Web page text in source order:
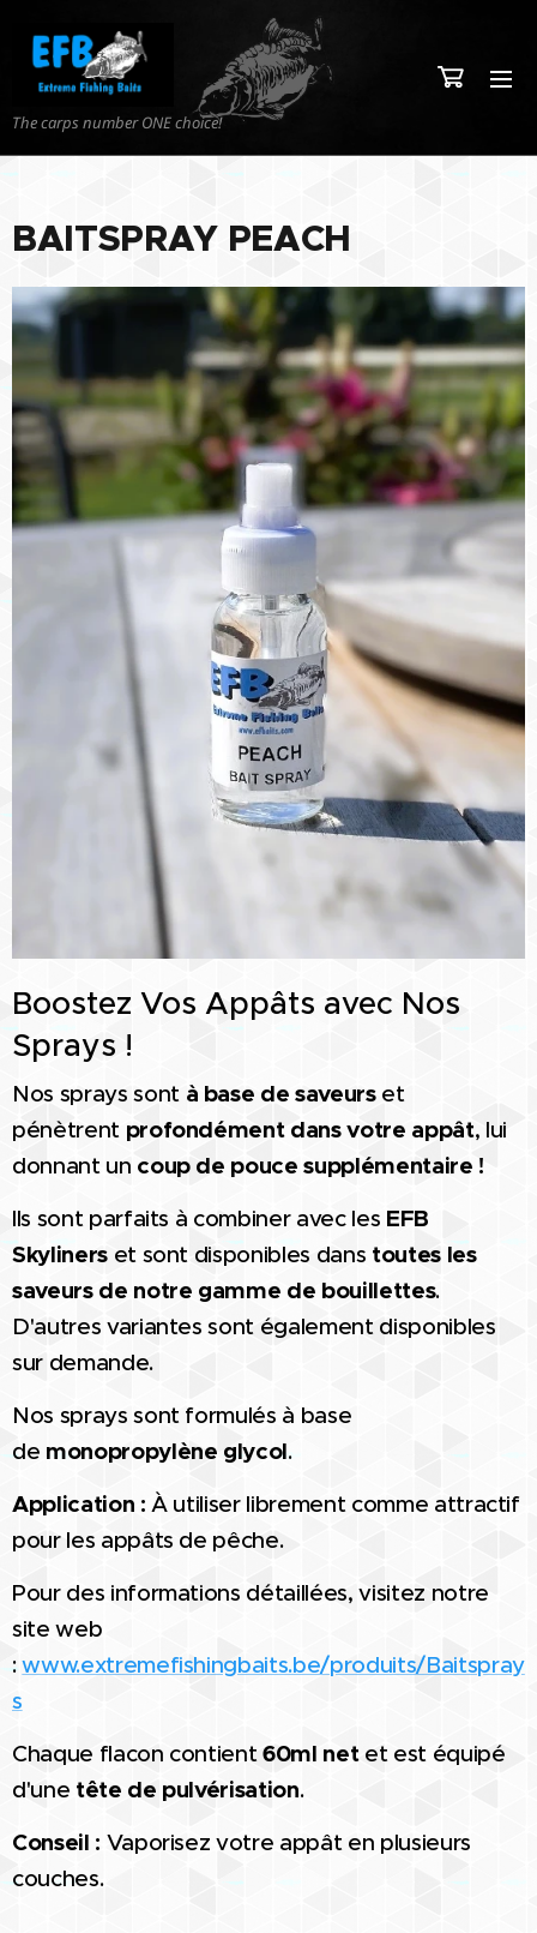
The carps number ONE choice!
BAITSPRAY PEACH
Boostez Vos Appâts avec Nos
Sprays !
Nos sprays sont à base de saveurset
pénètrent profondément dans votre appât, lui
donnant un coup de pouce supplémentaire !
Ils sont parfaits à combiner avec les EFB
Skylinerset sont disponibles dans toutes les
saveurs de notre gamme de bouillettes.
D'autres variantes sont également disponibles
sur demande.
Nos sprays sont formulés à base
de monopropylène glycol.
Application : À utiliser librement comme attractif
pour les appâts de pêche.
Pour des informations détaillées, visitez notre
site web
:www.extremefishingbaits.be/produits/Baitspray
s
Chaque flacon contient60ml netet est équipé
d'une tête de pulvérisation.
Conseil : Vaporisez votre appât en plusieurs
couches.